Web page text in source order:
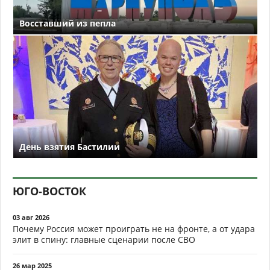
Восставший из пепла
День взятия Бастилии
ЮГО-ВОСТОК
03 авг 2026
Почему Россия может проиграть не на фронте, а от удара
элит в спину: главные сценарии после СВО
26 мар 2025